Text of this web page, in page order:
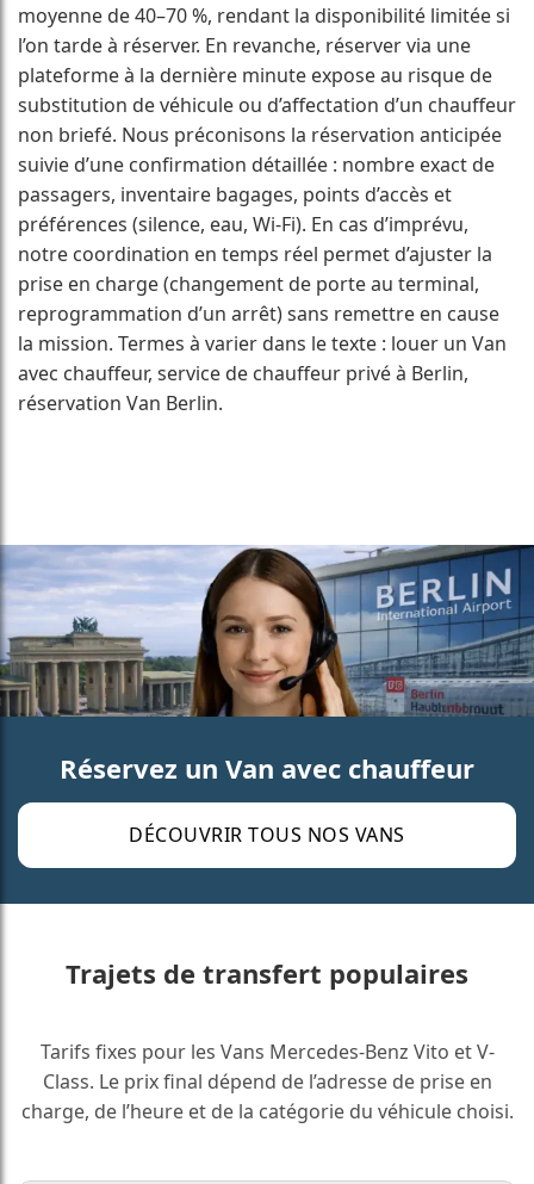
moyenne de 40–70 %, rendant la disponibilité limitée si
l’on tarde à réserver. En revanche, réserver via une
plateforme à la dernière minute expose au risque de
substitution de véhicule ou d’affectation d’un chauffeur
non briefé. Nous préconisons la réservation anticipée
suivie d’une confirmation détaillée : nombre exact de
passagers, inventaire bagages, points d’accès et
préférences (silence, eau, Wi-Fi). En cas d’imprévu,
notre coordination en temps réel permet d’ajuster la
prise en charge (changement de porte au terminal,
reprogrammation d’un arrêt) sans remettre en cause
la mission. Termes à varier dans le texte : louer un Van
avec chauffeur, service de chauffeur privé à Berlin,
réservation Van Berlin.
Réservez un Van avec chauffeur
DÉCOUVRIR TOUS NOS VANS
Trajets de transfert populaires
Tarifs fixes pour les Vans Mercedes-Benz Vito et V-
Class. Le prix final dépend de l’adresse de prise en
charge, de l’heure et de la catégorie du véhicule choisi.